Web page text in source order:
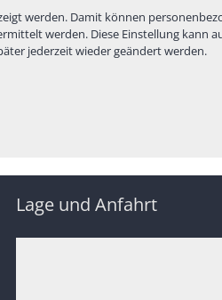
werden. Damit können
werden. Diese Einstellung kann
jederzeit wieder geändert werden.
Lage und Anfahrt